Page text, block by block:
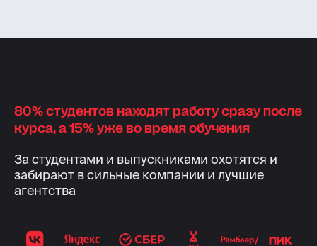
80% студентов находят работу сразу после
курса, а 15% уже во время обучения
За студентами и выпускниками охотятся и
забирают в сильные компании и лучшие
агентства